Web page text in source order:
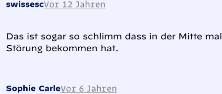
swissescVor 12 Jahren
Das ist sogar so schlimm dass in der Mitte
Störung bekommen hat.
Sophie CarleVor 6 Jahren